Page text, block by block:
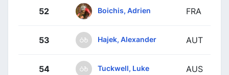
52 Boichis, Adrien FRA
53 Hajek, Alexander AUT
54 Tuckwell, Luke AUS